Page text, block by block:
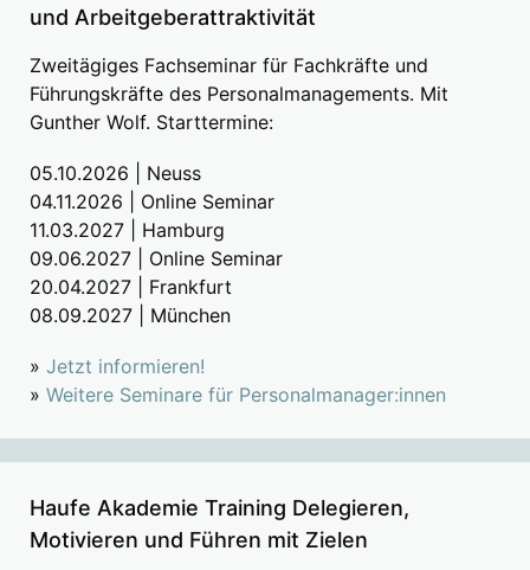
und Arbeitgeberattraktivität
Zweitägiges Fachseminar für Fachkräfte und
Führungskräfte des Personalmanagements. Mit
Gunther Wolf. Starttermine:
05.10.2026 | Neuss
04.11.2026 | Online Seminar
11.03.2027 | Hamburg
09.06.2027 | Online Seminar
20.04.2027 | Frankfurt
08.09.2027 | München
» Jetzt informieren!
» Weitere Seminare für Personalmanager:innen
Haufe Akademie Training Delegieren,
Motivieren und Führen mit Zielen